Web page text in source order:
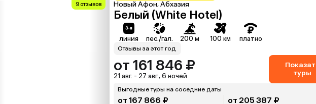
9 отзывов Новый Афон, Абхазия
Белый (White Hotel)
линия пес./гал. 200 м 100 км платно
Отзывы за этот год
от 161 846 ₽
21 авг. - 27 авг., 6 ночей
туры
Выгодные туры на соседние даты
от 167 866 ₽ от 205 387 ₽